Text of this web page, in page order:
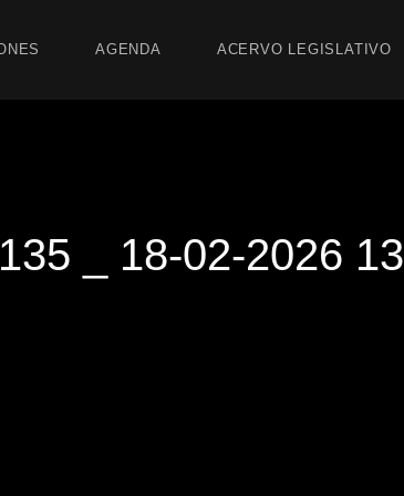
AGENDA ACERVO LEGISLATIVO
_ 18-02-2026 13